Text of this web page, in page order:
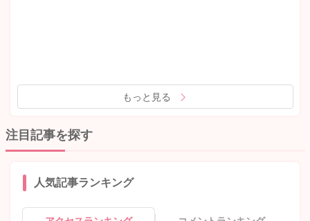
もっと見る
注目記事を探す
人気記事ランキング